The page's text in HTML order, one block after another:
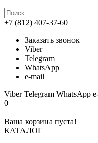
+7 (812) 407-37-60
Заказать звонок
Viber
Telegram
WhatsApp
e-mail
ViberTelegram WhatsApp
0
Ваша корзина пуста!
КАТАЛОГ